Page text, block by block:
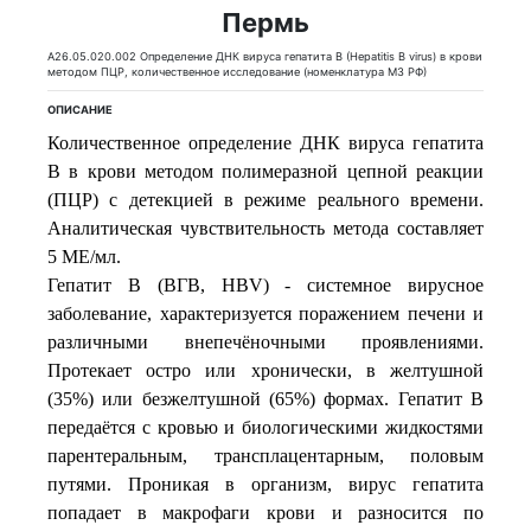
Пермь
A26.05.020.002 Определение ДНК вируса гепатита B (Hepatitis B virus) в крови
методом ПЦР, количественное исследование (номенклатура МЗ РФ)
ОПИСАНИЕ
Количественное определение ДНК вируса гепатита
В в крови методом полимеразной цепной реакции
(ПЦР) с детекцией в режиме реального времени.
Аналитическая чувствительность метода составляет
5 МЕ/мл.
Гепатит B (ВГВ, HВV) - системное вирусное
заболевание, характеризуется поражением печени и
различными внепечёночными проявлениями.
Протекает остро или хронически, в желтушной
(35%) или безжелтушной (65%) формах. Гепатит В
передаётся с кровью и биологическими жидкостями
парентеральным, трансплацентарным, половым
путями. Проникая в организм, вирус гепатита
попадает в макрофаги крови и разносится по